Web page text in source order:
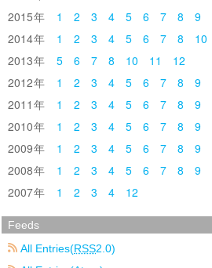
2015
1 2 3 4 5 6 7 8 9
2014
1 2 3 4 5 6 7 8 10
2013
5 6 7 8 10 11
12
2012
1 2 3 4 5 6 7 8 9
2011
1 2 3 4 5 6 7 8 9
2010
1 2 3 4 5 6 7 8 9
2009
1 2 3 4 5 6 7 8 9
2008
1 2 3 4 5 6 7 8 9
2007
1 2 3 4 12
Feeds
All Entries(RSS2.0)